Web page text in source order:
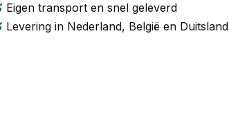
Eigen transport en snel geleverd
Levering in Nederland, België en Duitsland